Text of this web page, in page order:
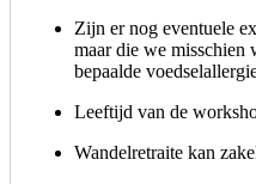
Zijn er nog eventuele
maar die we
bepaalde
Leeftijd van de
Wandelretraite kan